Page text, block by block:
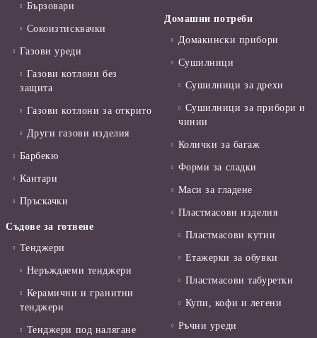
Бързовари
Сокоизтисквачки
Газови уреди
Газови котлони без
защита
Газови котлони за открито
Други газови изделия
Барбекю
Кантари
Пръскачки
Съдове за готвене
Тенджери
Неръждаеми тенджери
Керамични и гранитни
тенджери
Тенджери под налягане
Домашни потреби
Домакински прибори
Сушилници
Сушилници за дрехи
Сушилници за прибори и
чинии
Колички за багаж
Форми за сладки
Маси за гладене
Пластмасови изделия
Пластмасови кутии
Етажерки за обувки
Пластмасови табуретки
Купи, кофи и легени
Ръчни уреди